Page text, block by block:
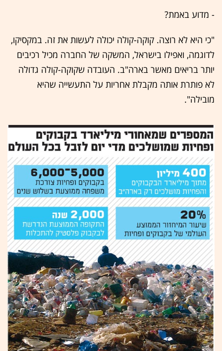
- מדוע באמת?
"כי היא לא רוצה. קוקה-קולה יכולה לעשות את זה. במקסיקו,
לדוגמה, ואפילו בישראל, המשקה של החברה מכיל רכיבים
יותר בריאים מאשר בארה"ב. העובדה שקוקה-קולה גדולה
לא פותרת אותה מקבלת אחריות על התעשייה שהיא
מובילה".